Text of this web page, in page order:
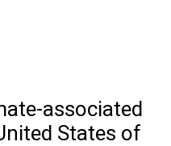
associated
States of